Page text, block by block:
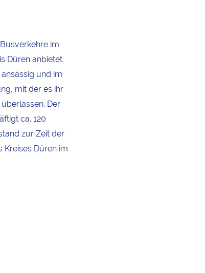
im
Düren anbietet.
und im
mit der es ihr
Der
ca. 120
zur Zeit der
Düren im